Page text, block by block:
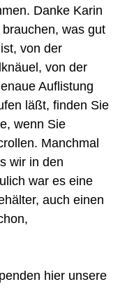
Danke Karin
was gut
von der
von der
Auflistung
läßt, finden Sie
wenn Sie
Manchmal
wir in den
war es eine
auch einen
hier unsere